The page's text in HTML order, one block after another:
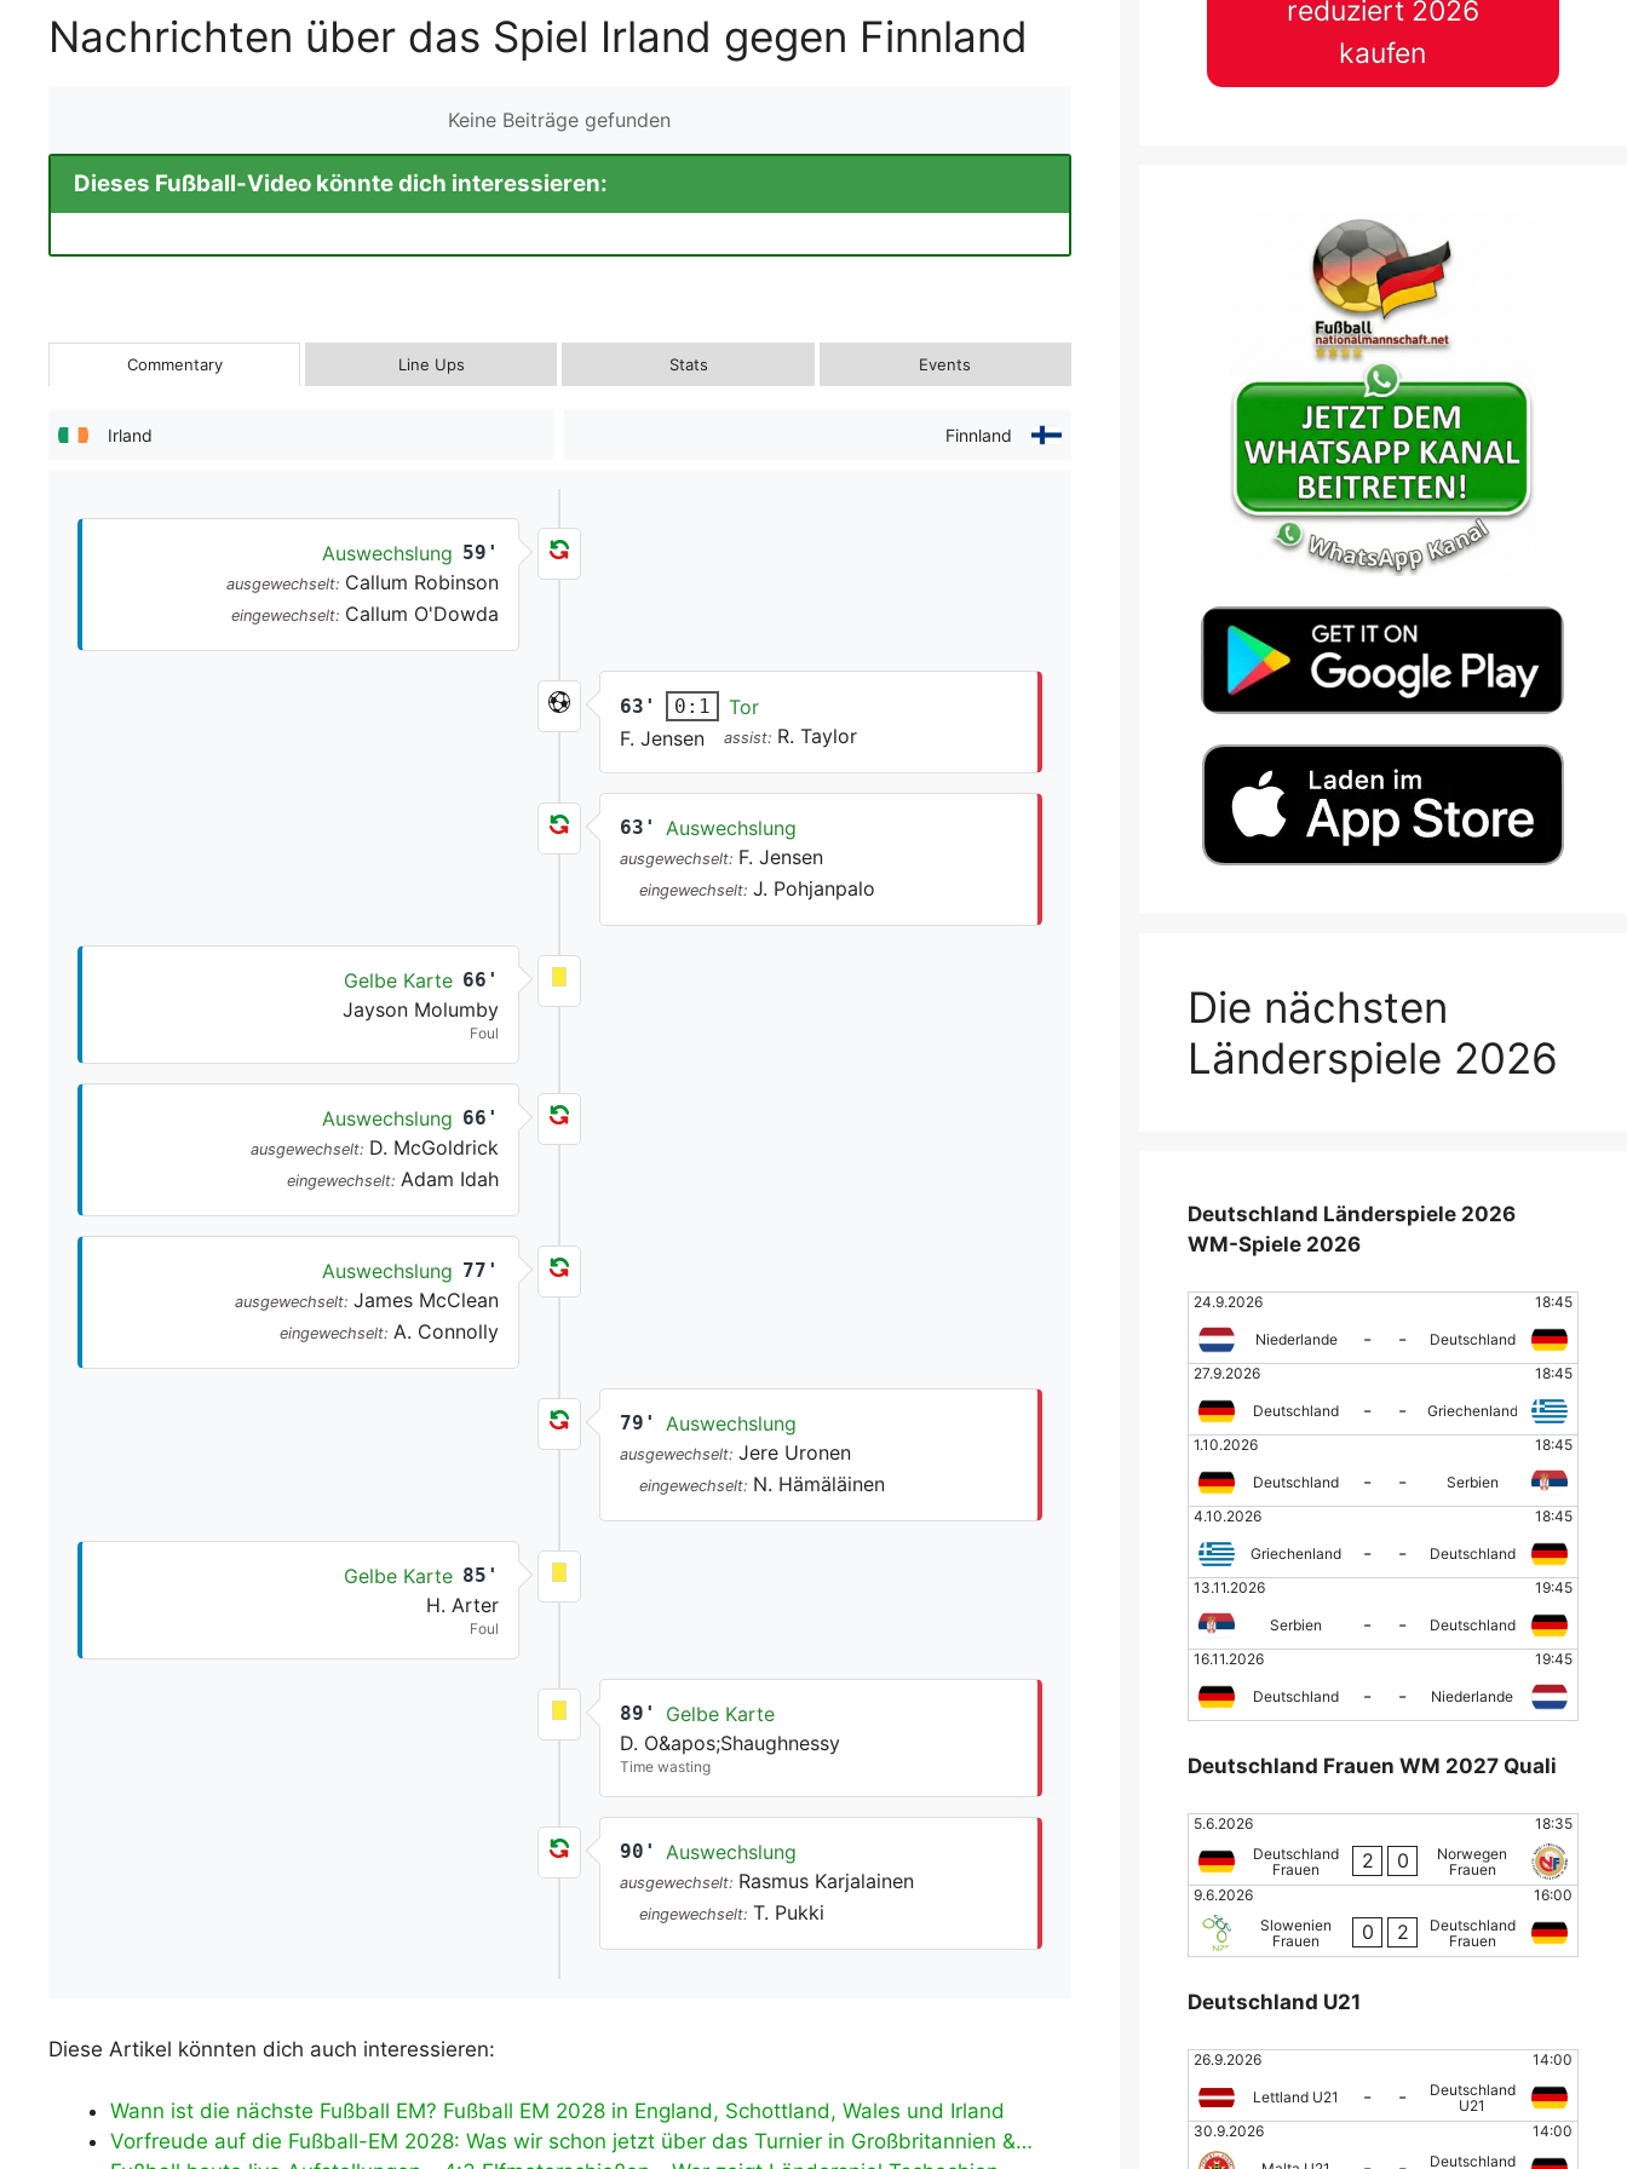
Nachrichten über das Spiel Irland gegen Finnland
Keine Beiträge gefunden
Dieses Fußball-Video könnte dich interessieren:
Commentary Line Ups Stats Events
Irland Finnland
Auswechslung 59'
ausgewechselt: Callum Robinson
eingewechselt: Callum O'Dowda
63' 0:1
Tor
F. Jensen
assist: R. Taylor
63' Auswechslung
ausgewechselt: F. Jensen
eingewechselt: J. Pohjanpalo
Gelbe Karte 66'
Jayson Molumby
Foul
Auswechslung 66'
ausgewechselt: D. McGoldrick
eingewechselt: Adam Idah
Auswechslung 77'
ausgewechselt: James McClean
eingewechselt: A. Connolly
79' Auswechslung
ausgewechselt: Jere Uronen
eingewechselt: N. Hämäläinen
Gelbe Karte 85'
H. Arter
Foul
89'
Gelbe Karte
D. O&apos;Shaughnessy
Time wasting
90' Auswechslung
ausgewechselt: Rasmus Karjalainen
eingewechselt: T. Pukki
Diese Artikel könnten dich auch interessieren:
Wann ist die nächste Fußball EM? Fußball EM 2028 in England, Schottland, Wales und Irland
Vorfreude auf die Fußball-EM 2028: Was wir schon jetzt über das Turnier in Großbritannien &…
reduziert 2026
kaufen
Die nächsten
Länderspiele 2026
Deutschland Länderspiele 2026
WM-Spiele 2026
24.9.2026 18:45
Niederlande - -
Deutschland
27.9.2026
18:45
Deutschland - -
Griechenland
1.10.2026
18:45
Deutschland - -
Serbien
4.10.2026
18:45
Griechenland - -
Deutschland
13.11.2026
19:45
Serbien - -
Deutschland
16.11.2026
19:45
Deutschland - - Niederlande
Deutschland Frauen WM 2027 Quali
5.6.2026
18:35
Deutschland
Frauen
2 0
Norwegen
Frauen
9.6.2026
16:00
Slowenien
Frauen
0 2
Deutschland
Frauen
Deutschland U21
26.9.2026 14:00
Lettland U21 - -
Deutschland
U21
30.9.2026
14:00
Deutschland